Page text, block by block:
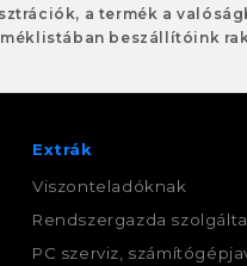
a termék a
beszállítóink
Extrák
Viszonteladóknak
Rendszergazda
PC szerviz,